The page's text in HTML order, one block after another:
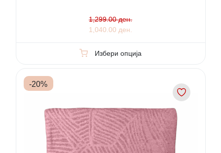
1,299.00 ден.
1,040.00 ден.
Избери опција
-20%